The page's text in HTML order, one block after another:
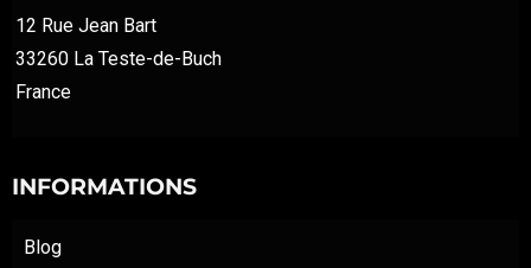
12 Rue Jean Bart
33260 La Teste-de-Buch
France
INFORMATIONS
Blog